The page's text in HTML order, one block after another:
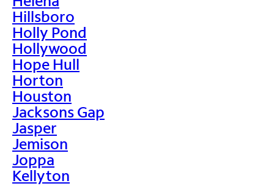
Hillsboro
Holly Pond
Hollywood
Hope Hull
Horton
Houston
Jacksons Gap
Jasper
Jemison
Joppa
Kellyton